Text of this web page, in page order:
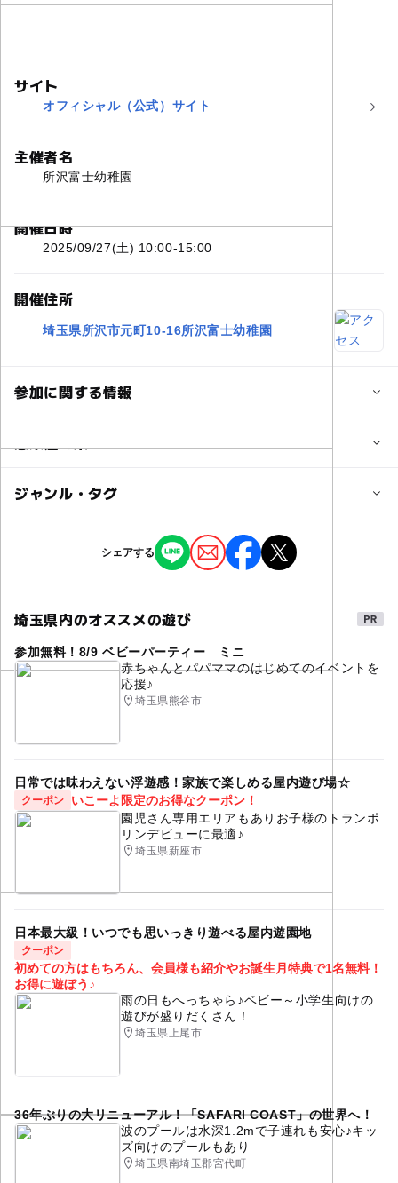
サイト
オフィシャル（公式）サイト
主催者名
所沢富士幼稚園
開催日時
2025/09/27(土) 10:00-15:00
開催住所
埼玉県所沢市元町10-16所沢富士幼稚園
参加に関する情報
入場は無料ですが、各販売やキッチンカー、ワークショッ
プは有料です
感染症対策
当イベントでは適宜消毒液を設置しています。
ジャンル・タグ
ものづくり・学び体験
タグ
幼稚園 幼稚園イベント マルシェ
シェアする
埼玉県内のオススメの遊び
参加無料！8/9 ベビーパーティー ミニ
赤ちゃんとパパママのはじめてのイベントを
応援♪
埼玉県熊谷市
日常では味わえない浮遊感！家族で楽しめる屋内遊び場☆
クーポン
いこーよ限定のお得なクーポン！
園児さん専用エリアもありお子様のトランポ
リンデビューに最適♪
埼玉県新座市
日本最大級！いつでも思いっきり遊べる屋内遊園地
クーポン
初めての方はもちろん、会員様も紹介やお誕生月特典で1名無料！
お得に遊ぼう♪
雨の日もへっちゃら♪ベビー～小学生向けの
遊びが盛りだくさん！
埼玉県上尾市
36年ぶりの大リニューアル！「SAFARI COAST」の世界へ！
波のプールは水深1.2mで子連れも安心♪キッ
ズ向けのプールもあり
埼玉県南埼玉郡宮代町